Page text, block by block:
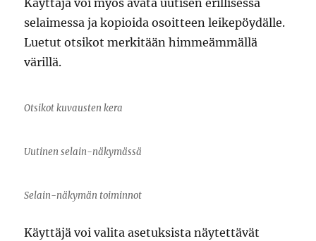
Käyttäjä voi myös avata uutisen erillisessä
selaimessa ja kopioida osoitteen leikepöydälle.
Luetut otsikot merkitään himmeämmällä
värillä.
Otsikot kuvausten kera
Uutinen selain-näkymässä
Selain-näkymän toiminnot
Käyttäjä voi valita asetuksista näytettävät